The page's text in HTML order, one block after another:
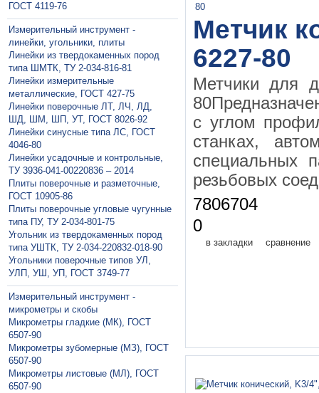
ГОСТ 4119-76
Измерительный инструмент -
линейки, угольники, плиты
Линейки из твердокаменных пород
типа ШМТК, ТУ 2-034-816-81
Линейки измерительные
металлические, ГОСТ 427-75
Линейки поверочные ЛТ, ЛЧ, ЛД,
ШД, ШМ, ШП, УТ, ГОСТ 8026-92
Линейки синусные типа ЛС, ГОСТ
4046-80
Линейки усадочные и контрольные,
ТУ 3936-041-00220836 – 2014
Плиты поверочные и разметочные,
ГОСТ 10905-86
Плиты поверочные угловые чугунные
типа ПУ, ТУ 2-034-801-75
Угольник из твердокаменных пород
типа УШТК, ТУ 2-034-220832-018-90
Угольники поверочные типов УЛ,
УЛП, УШ, УП, ГОСТ 3749-77
Измерительный инструмент -
микрометры и скобы
Микрометры гладкие (МК), ГОСТ
6507-90
Микрометры зубомерные (МЗ), ГОСТ
6507-90
Микрометры листовые (МЛ), ГОСТ
6507-90
Метчик
6227-80
Метчики для
с углом
станках,
специальных
резьбовых
7806704
0
в закладки сравнение